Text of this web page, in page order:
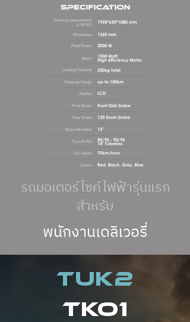
รถมอเตอร์ไซค์ไฟฟ้ารุ่นแรก
สำหรับ
พนักงานเดลิเวอรี่
TUK2
tko1